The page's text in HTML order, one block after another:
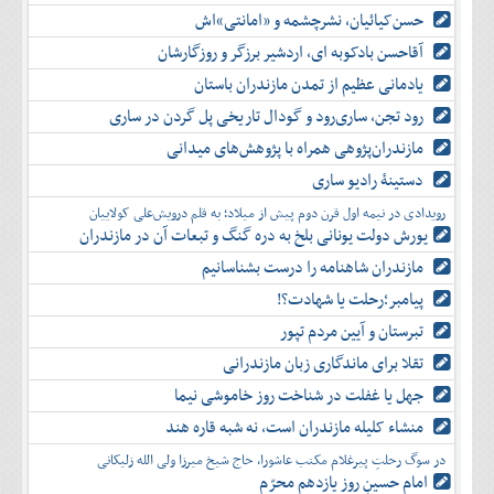
حسن‌کیائیان، نشرچشمه و «امانتی»اش
آقاحسن بادکوبه ای، اردشیر برزگر و روزگارشان
یادمانی عظیم از تمدن مازندران باستان
رود تجن، ساری‌رود و گودال تاریخی پل گردن در ساری
مازندران‌پژوهی همراه با پژوهش‌های میدانی
دستینۀ رادیو ساری
رویدادی در نیمه اول قرن دوم پیش از میلاد؛ به قلم درویش‌علی کولاییان
یورش دولت یونانی بلخ به دره گنگ و تبعات آن در مازندران
مازندران شاهنامه را درست بشناسانیم
پیامبر؛رحلت یا شهادت؟!
تبرستان و آیین مردم تپور
تقلا برای ماندگاری زبان مازندرانی
جهل یا غفلت در شناخت روز خاموشی نیما
منشاء کلیله مازندران است، نه شبه قاره هند
در سوگ رحلتِ پیرغلام مکتب عاشورا، حاج شیخ میرزا ولی الله زلیکانی
امام حسینِ روز یازدهم محرّم